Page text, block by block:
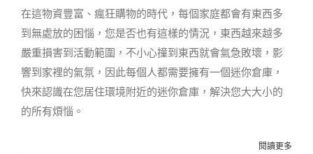
客戶實例 案例分享
在這物資豐富、瘋狂購物的時代，每個家庭都會有東西多
到無處放的困惱，您是否也有這樣的情況，東西越來越多
嚴重損害到活動範圍，不小心撞到東西就會氣急敗壞，影
響到家裡的氣氛，因此每個人都需要擁有一個迷你倉庫，
快來認識在您居住環境附近的迷你倉庫，解決您大大小的
的所有煩惱。
閱讀更多